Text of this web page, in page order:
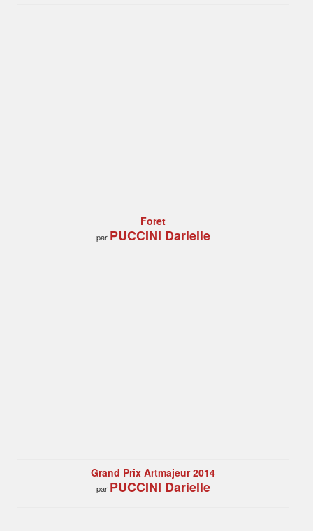
Foret
par PUCCINI Darielle
Grand Prix ​​Artmajeur 2014
par PUCCINI Darielle